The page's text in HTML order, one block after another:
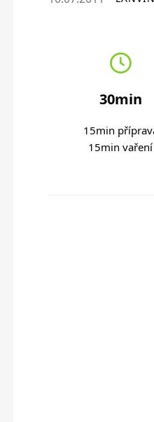
30min
15min
15min vaření